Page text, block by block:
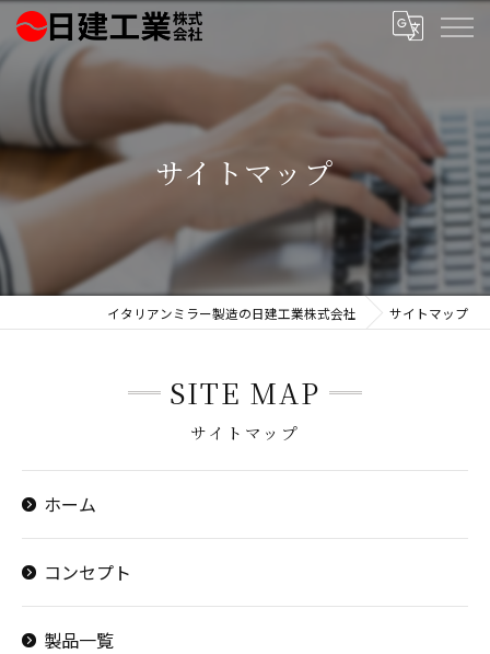
サイトマップ
イタリアンミラー製造の日建工業株式会社 サイトマップ
サイトマップ
SITE MAP
ホーム
コンセプト
製品一覧